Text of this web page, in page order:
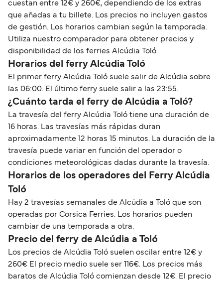
cuestan entre 12€ y 260€, dependiendo de los extras
que añadas a tu billete. Los precios no incluyen gastos
de gestión. Los horarios cambian según la temporada.
Utiliza nuestro comparador para obtener precios y
disponibilidad de los ferries Alcúdia Toló.
Horarios del ferry Alcúdia Toló
El primer ferry Alcúdia Toló suele salir de Alcúdia sobre
las 06:00. El último ferry suele salir a las 23:55.
¿Cuánto tarda el ferry de Alcúdia a Toló?
La travesía del ferry Alcúdia Toló tiene una duración de
16 horas. Las travesías más rápidas duran
aproximadamente 12 horas 15 minutos. La duración de la
travesía puede variar en función del operador o
condiciones meteorológicas dadas durante la travesía.
Horarios de los operadores del Ferry Alcúdia
Toló
Hay 2 travesías semanales de Alcúdia a Toló que son
operadas por Corsica Ferries. Los horarios pueden
cambiar de una temporada a otra.
Precio del ferry de Alcúdia a Toló
Los precios de Alcúdia Toló suelen oscilar entre 12€ y
260€ El precio medio suele ser 116€. Los precios más
baratos de Alcúdia Toló comienzan desde 12€. El precio